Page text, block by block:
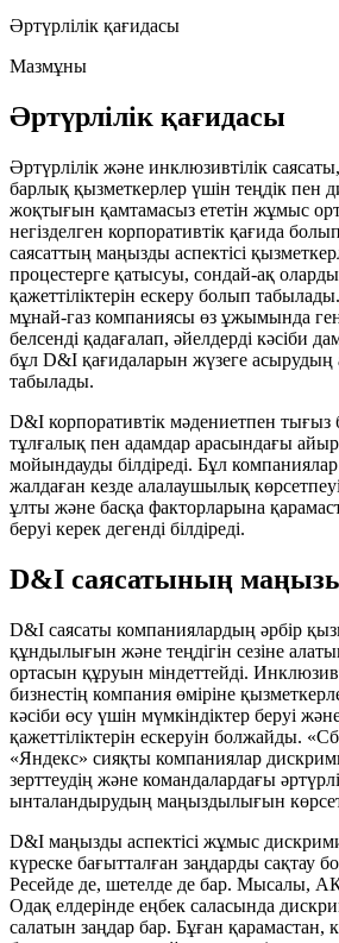
Әртүрлілік қағидасы
Мазмұны
Әртүрлілік қағидасы
Әртүрлілік және инклюзивтілік
барлық қызметкерлер үшін теңдік пен
жоқтығын қамтамасыз ететін жұмыс
негізделген корпоративтік қағида
саясаттың маңызды аспектісі
процестерге қатысуы, сондай-ақ
қажеттіліктерін ескеру болып
мұнай-газ компаниясы өз ұжымында
белсенді қадағалап, әйелдерді кәсіби
бұл D&I қағидаларын жүзеге
табылады.
D&I корпоративтік мәдениетпен
тұлғалық пен адамдар арасындағы
мойындауды білдіреді. Бұл
жалдаған кезде алалаушылық
ұлты және басқа факторларына
беруі керек дегенді білдіреді.
D&I саясатының
D&I саясаты компаниялардың әрбір
құндылығын және теңдігін сезіне
ортасын құруын міндеттейді.
бизнестің компания өміріне
кәсіби өсу үшін мүмкіндіктер беруі
қажеттіліктерін ескеруін болжайды.
«Яндекс» сияқты компаниялар
зерттеудің және командалардағы
ынталандырудың маңыздылығын
D&I маңызды аспектісі жұмыс
күреске бағытталған заңдарды сақтау
Ресейде де, шетелде де бар. Мысалы,
Одақ елдерінде еңбек саласында
салатын заңдар бар. Бұған қарамастан,